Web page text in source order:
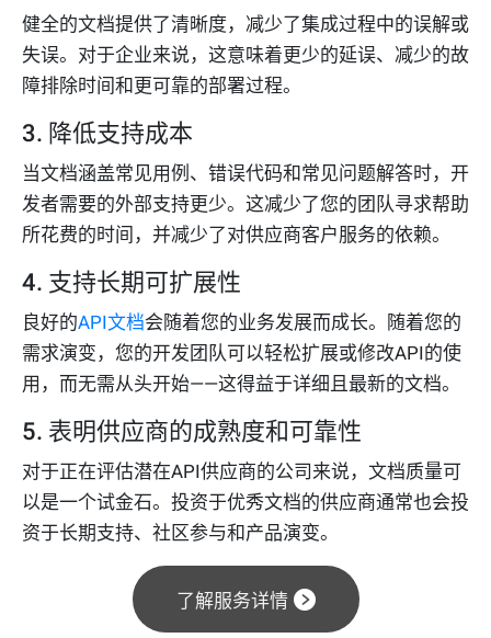
健全的文档提供了清晰度，减少了集成过程中的误解或
失误。对于企业来说，这意味着更少的延误、减少的故
障排除时间和更可靠的部署过程。
3. 降低支持成本
当文档涵盖常见用例、错误代码和常见问题解答时，开
发者需要的外部支持更少。这减少了您的团队寻求帮助
所花费的时间，并减少了对供应商客户服务的依赖。
4. 支持长期可扩展性
良好的API文档会随着您的业务发展而成长。随着您的
需求演变，您的开发团队可以轻松扩展或修改API的使
用，而无需从头开始——这得益于详细且最新的文档。
5. 表明供应商的成熟度和可靠性
对于正在评估潜在API供应商的公司来说，文档质量可
以是一个试金石。投资于优秀文档的供应商通常也会投
资于长期支持、社区参与和产品演变。
了解服务详情